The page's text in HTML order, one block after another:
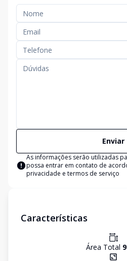
Enviar
As informações serão utilizadas
possa entrar em contato de
privacidade e termos de serviço
Características
Área Total